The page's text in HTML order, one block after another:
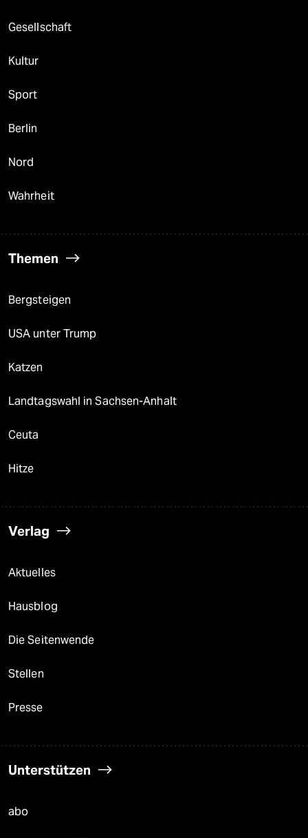
Gesellschaft
Kultur
Sport
Berlin
Nord
Wahrheit
Themen
Bergsteigen
USA unter Trump
Katzen
Landtagswahl in Sachsen-Anhalt
Ceuta
Hitze
Verlag
Aktuelles
Hausblog
Die Seitenwende
Stellen
Presse
Unterstützen
abo